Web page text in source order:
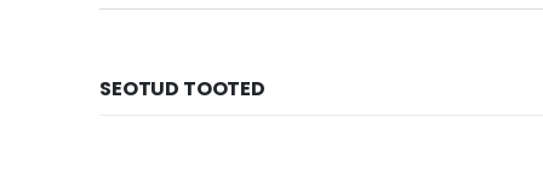
SEOTUD TOOTED